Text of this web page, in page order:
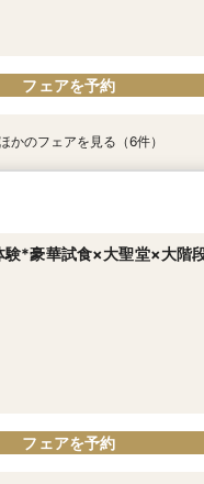
フェアを予約
試食×最大130万円優待×
&スマホでOK！オンライ
】最短90分×見積もり相談×
レンチ試食＆直前予約限
す大切な一日！期間限定
レス試着】光の大聖堂×特
かのフェアを見る（6件）
験*豪華試食×大聖堂×大階
フェアを予約